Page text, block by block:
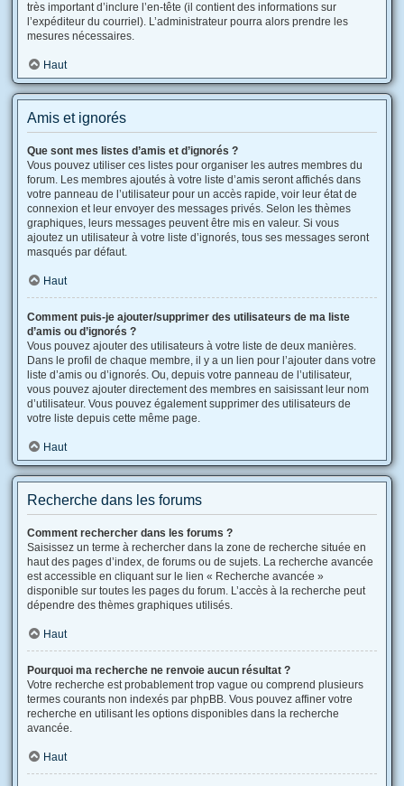
très important d’inclure l’en-tête (il contient des informations sur
l’expéditeur du courriel). L’administrateur pourra alors prendre les
mesures nécessaires.
Haut
Amis et ignorés
Que sont mes listes d’amis et d’ignorés ?
Vous pouvez utiliser ces listes pour organiser les autres membres du
forum. Les membres ajoutés à votre liste d’amis seront affichés dans
votre panneau de l’utilisateur pour un accès rapide, voir leur état de
connexion et leur envoyer des messages privés. Selon les thèmes
graphiques, leurs messages peuvent être mis en valeur. Si vous
ajoutez un utilisateur à votre liste d’ignorés, tous ses messages seront
masqués par défaut.
Haut
Comment puis-je ajouter/supprimer des utilisateurs de ma liste
d’amis ou d’ignorés ?
Vous pouvez ajouter des utilisateurs à votre liste de deux manières.
Dans le profil de chaque membre, il y a un lien pour l’ajouter dans votre
liste d’amis ou d’ignorés. Ou, depuis votre panneau de l’utilisateur,
vous pouvez ajouter directement des membres en saisissant leur nom
d’utilisateur. Vous pouvez également supprimer des utilisateurs de
votre liste depuis cette même page.
Haut
Recherche dans les forums
Comment rechercher dans les forums ?
Saisissez un terme à rechercher dans la zone de recherche située en
haut des pages d’index, de forums ou de sujets. La recherche avancée
est accessible en cliquant sur le lien « Recherche avancée »
disponible sur toutes les pages du forum. L’accès à la recherche peut
dépendre des thèmes graphiques utilisés.
Haut
Pourquoi ma recherche ne renvoie aucun résultat ?
Votre recherche est probablement trop vague ou comprend plusieurs
termes courants non indexés par phpBB. Vous pouvez affiner votre
recherche en utilisant les options disponibles dans la recherche
avancée.
Haut